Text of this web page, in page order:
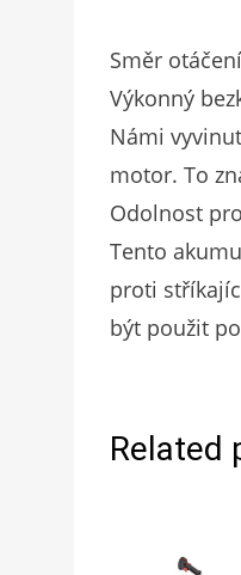
Směr
Výkonný
Námi
motor. To
Odolnost
Tento
proti
být použit
Related